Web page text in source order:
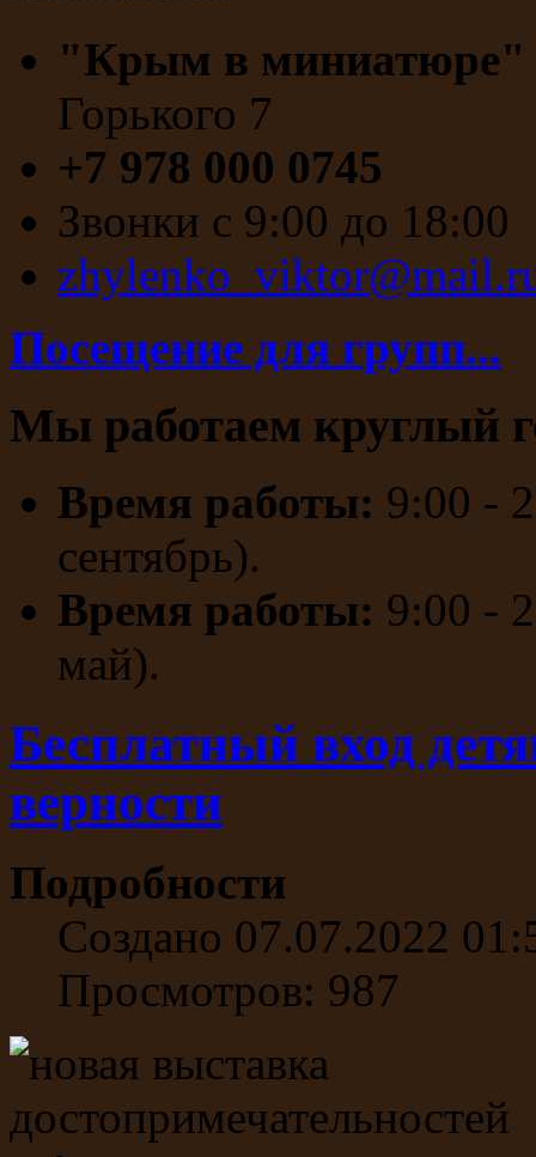
"Крым в
Горького 7
+7 978 000 0745
Звонки с 9:00 до 18:00
Посещение для групп...
Мы работаем круглый
Время работы: 9:00 -
сентябрь).
Время работы: 9:00 -
май).
Бесплатный вход
верности
Подробности
Создано 07.07.2022
Просмотров: 987